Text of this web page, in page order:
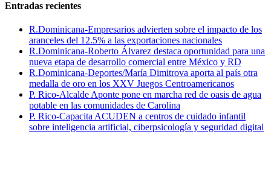
Entradas recientes
R.Dominicana-Empresarios advierten sobre el impacto de los
aranceles del 12.5% a las exportaciones nacionales
R.Dominicana-Roberto Álvarez destaca oportunidad para una
nueva etapa de desarrollo comercial entre México y RD
R.Dominicana-Deportes/María Dimitrova aporta al país otra
medalla de oro en los XXV Juegos Centroamericanos
P. Rico-Alcalde Aponte pone en marcha red de oasis de agua
potable en las comunidades de Carolina
P. Rico-Capacita ACUDEN a centros de cuidado infantil
sobre inteligencia artificial, ciberpsicología y seguridad digital